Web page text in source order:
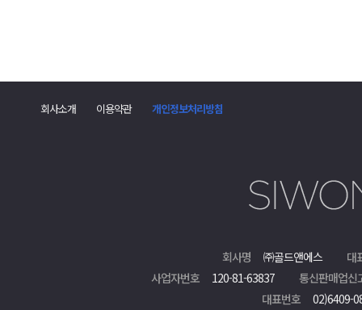
글
폼
회사소개 이용약관 개인정보처리방침
회사명 ㈜골드앤에스
대
사업자번호
120-81-63837
통신판매업신
대표번호
02)6409-